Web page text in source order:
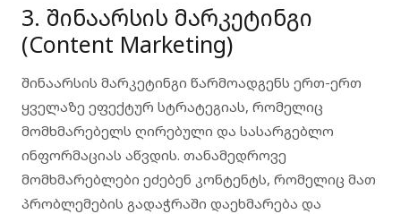
3. შინაარსის მარკეტინგი
(Content Marketing)
შინაარსის მარკეტინგი წარმოადგენს ერთ-ერთ
ყველაზე ეფექტურ სტრატეგიას, რომელიც
მომხმარებელს ღირებული და სასარგებლო
ინფორმაციას აწვდის. თანამედროვე
მომხმარებლები ეძებენ კონტენტს, რომელიც მათ
პრობლემების გადაჭრაში დაეხმარება და